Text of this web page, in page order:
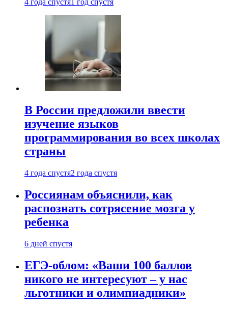
4 года спустя 1 год спустя
В России предложили ввести
изучение языков
программирования во всех школах
страны
4 года спустя2 года спустя
Россиянам объяснили, как
распознать сотрясение мозга у
ребенка
6 дней спустя
ЕГЭ-облом: «Ваши 100 баллов
никого не интересуют – у нас
льготники и олимпиадники»